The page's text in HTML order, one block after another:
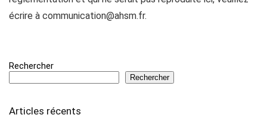
écrire à communication@ahsm.fr.
Rechercher
Rechercher
Articles récents